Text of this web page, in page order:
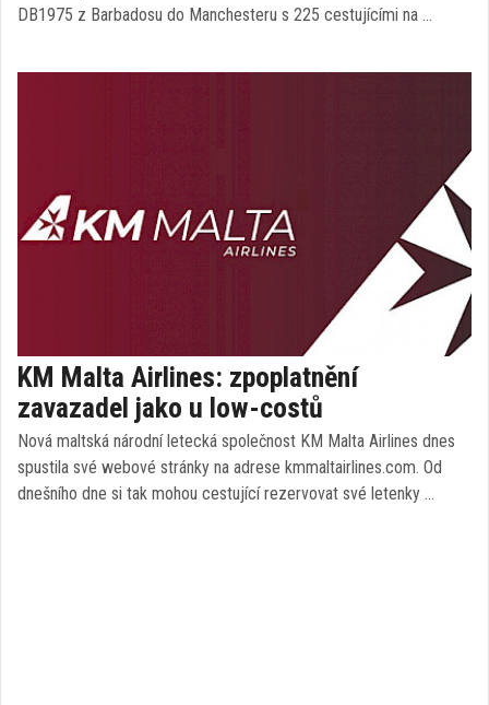
DB1975 z Barbadosu do Manchesteru s 225 cestujícími na …
KM Malta Airlines: zpoplatnění
zavazadel jako u low-costů
Nová maltská národní letecká společnost KM Malta Airlines dnes
spustila své webové stránky na adrese kmmaltairlines.com. Od
dnešního dne si tak mohou cestující rezervovat své letenky …